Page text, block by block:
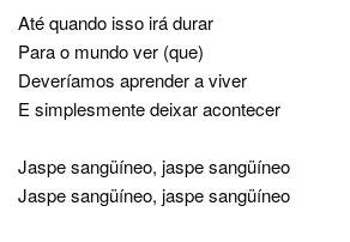
Até quando isso irá durar
Para o mundo ver (que)
Deveríamos aprender a viver
E simplesmente deixar acontecer
Jaspe sangüíneo, jaspe sangüíneo
Jaspe sangüíneo, jaspe sangüíneo